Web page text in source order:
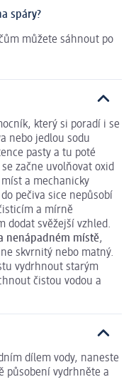
spáry?
můžete sáhnout po
který si poradí i se
nebo jedlou sodu
pasty a tu poté
začne uvolňovat oxid
a mechanicky
pečiva sice nepůsobí
a mírně
dodat svěžejší vzhled.
nenápadném místě,
skvrnitý nebo matný.
vydrhnout starým
čistou vodou a
dílem vody, naneste
působení vydrhněte a